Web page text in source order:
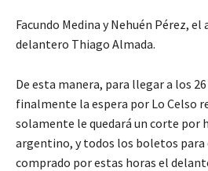
Facundo Medina y Nehuén Pérez, el
delantero Thiago Almada.
De esta manera, para llegar a los
finalmente la espera por Lo Celso
solamente le quedará un corte por
argentino, y todos los boletos
comprado por estas horas el